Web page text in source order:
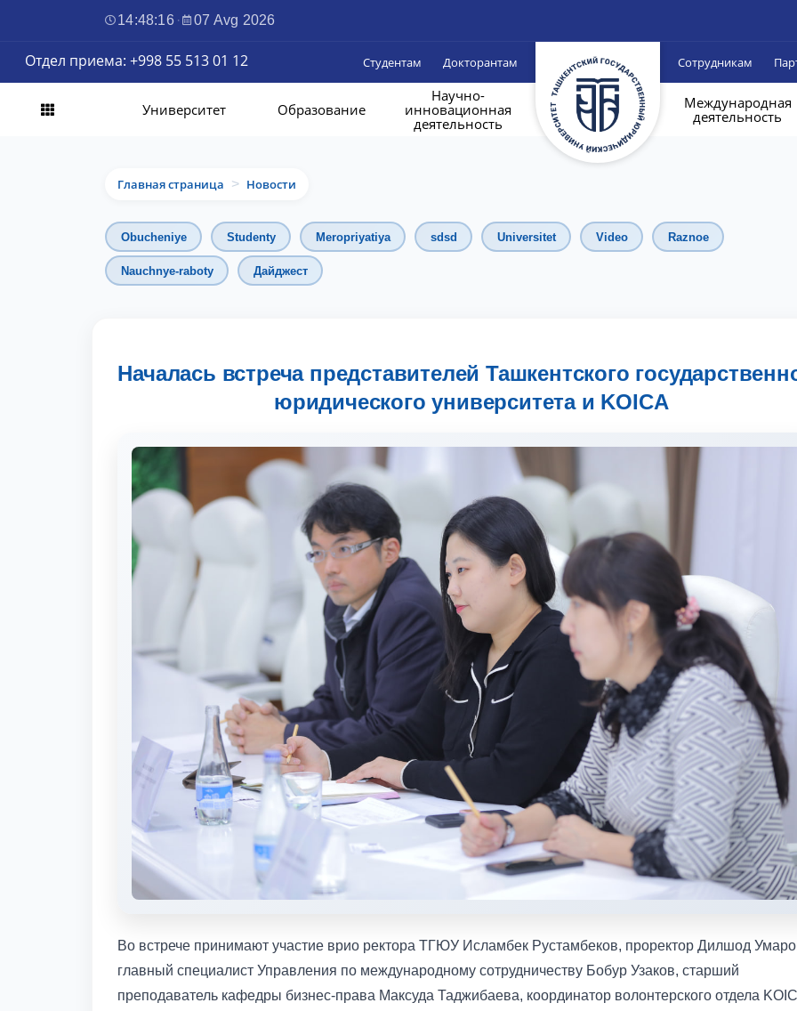
14:48:18 · 07 Avg 2026
Отдел приема: +998 55 513 01 12 Студентам Докторантам Сотрудникам
Университет Образование
Научно-
инновационная
деятельность
Международная
деятельность
Главная страница > Новости
Obucheniye Studenty Meropriyatiya sdsd Universitet Video Raznoe
Nauchnye-raboty Дайджест
Началась встреча представителей Ташкентского
юридического университета и KOICA
Во встрече принимают участие врио ректора ТГЮУ Исламбек Рустамбеков, проректор Дилшод
главный специалист Управления по международному сотрудничеству Бобур Узаков, старший
преподаватель кафедры бизнес-права Максуда Таджибаева, координатор волонтерского отдела